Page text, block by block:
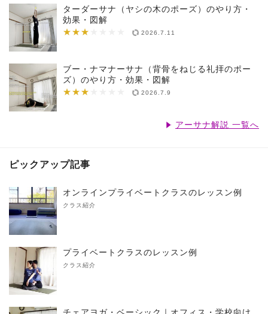
ターダーサナ（ヤシの木のポーズ）のやり方・
効果・図解
★★★
★★★★★★★ 2026.7.11
ブー・ナマナーサナ（背骨をねじる礼拝のポー
ズ）のやり方・効果・図解
★★★
★★★★★★★ 2026.7.9
アーサナ解説 一覧へ
ピックアップ記事
オンラインプライベートクラスのレッスン例
クラス紹介
プライベートクラスのレッスン例
クラス紹介